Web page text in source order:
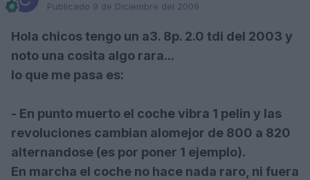
Publicado 9 de Diciembre del 2009
Hola chicos tengo un a3. 8p. 2.0 tdi del 2003 y
noto una cosita algo rara...
lo que me pasa es:
- En punto muerto el coche vibra 1 pelin y las
revoluciones cambian alomejor de 800 a 820
alternandose (es por poner 1 ejemplo).
En marcha el coche no hace nada raro, ni fuera